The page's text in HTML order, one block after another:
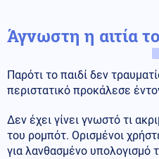
Άγνωστη η αιτία
Παρότι το παιδί δεν
περιστατικό προκάλεσε
Δεν έχει γίνει γνωστό τι
του ρομπότ. Ορισμένοι
για λανθασμένο υπολογισμό